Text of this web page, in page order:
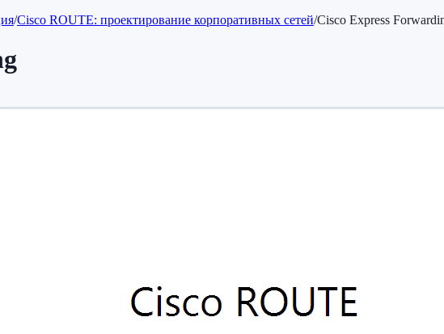
/Cisco ROUTE: проектирование корпоративных сетей/Cisco Express